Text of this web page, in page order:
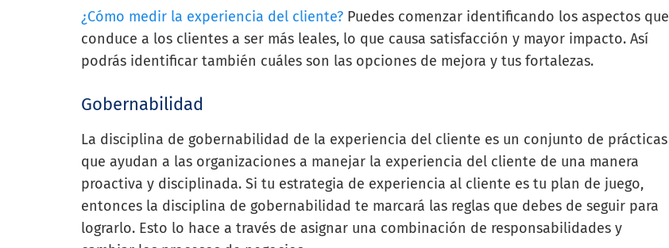
¿Cómo medir la experiencia del cliente? Puedes comenzar identificando los aspectos que
conduce a los clientes a ser más leales, lo que causa satisfacción y mayor impacto. Así
podrás identificar también cuáles son las opciones de mejora y tus fortalezas.
Gobernabilidad
La disciplina de gobernabilidad de la experiencia del cliente es un conjunto de prácticas
que ayudan a las organizaciones a manejar la experiencia del cliente de una manera
proactiva y disciplinada. Si tu estrategia de experiencia al cliente es tu plan de juego,
entonces la disciplina de gobernabilidad te marcará las reglas que debes de seguir para
lograrlo. Esto lo hace a través de asignar una combinación de responsabilidades y